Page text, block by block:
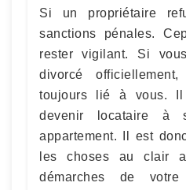
Si un propriétaire
sanctions pénales.
rester vigilant. Si
divorcé
toujours lié à vous.
devenir locataire à
appartement. Il est
les choses au clair
démarches de